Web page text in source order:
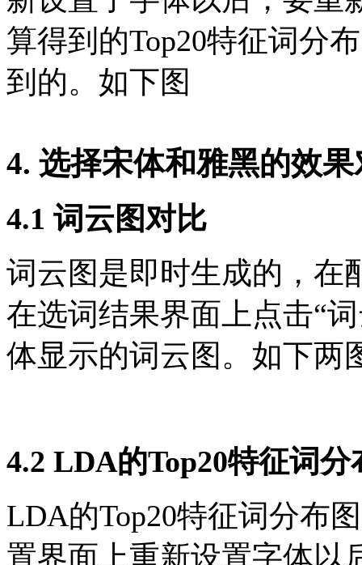
算得到的Top20特征词分
到的。如下图
4. 选择宋体和雅黑的效
4.1 词云图对比
词云图是即时生成的，在
在选词结果界面上点击“
体显示的词云图。如下两
4.2 LDA的Top20特征词分
LDA的Top20特征词分布
置界面上重新设置字体以